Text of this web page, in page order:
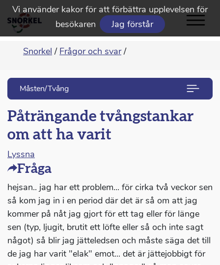
Vi använder kakor för att förbättra upplevelsen för
besökaren
Jag förstår
Snorkel / Frågor och svar /
Måsten/Tvång
Påträngande tvångstankar
om att ha varit
Lyssna
Fråga
hejsan.. jag har ett problem... för cirka två veckor sen
så kom jag in i en period där det är så om att jag
kommer på nåt jag gjort för ett tag eller för länge
sen (typ, ljugit, brutit ett löfte eller så och inte sagt
något) så blir jag jätteledsen och måste säga det till
de jag har varit "elak" emot... det är jättejobbigt för